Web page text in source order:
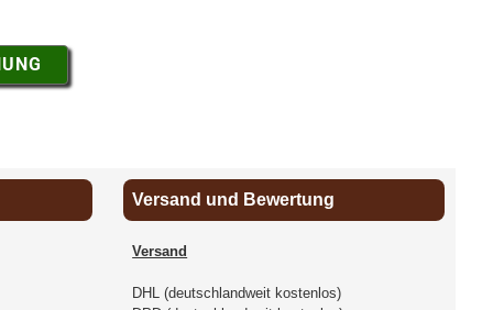
Versand und Bewertung
Versand
DHL (deutschlandweit kostenlos)